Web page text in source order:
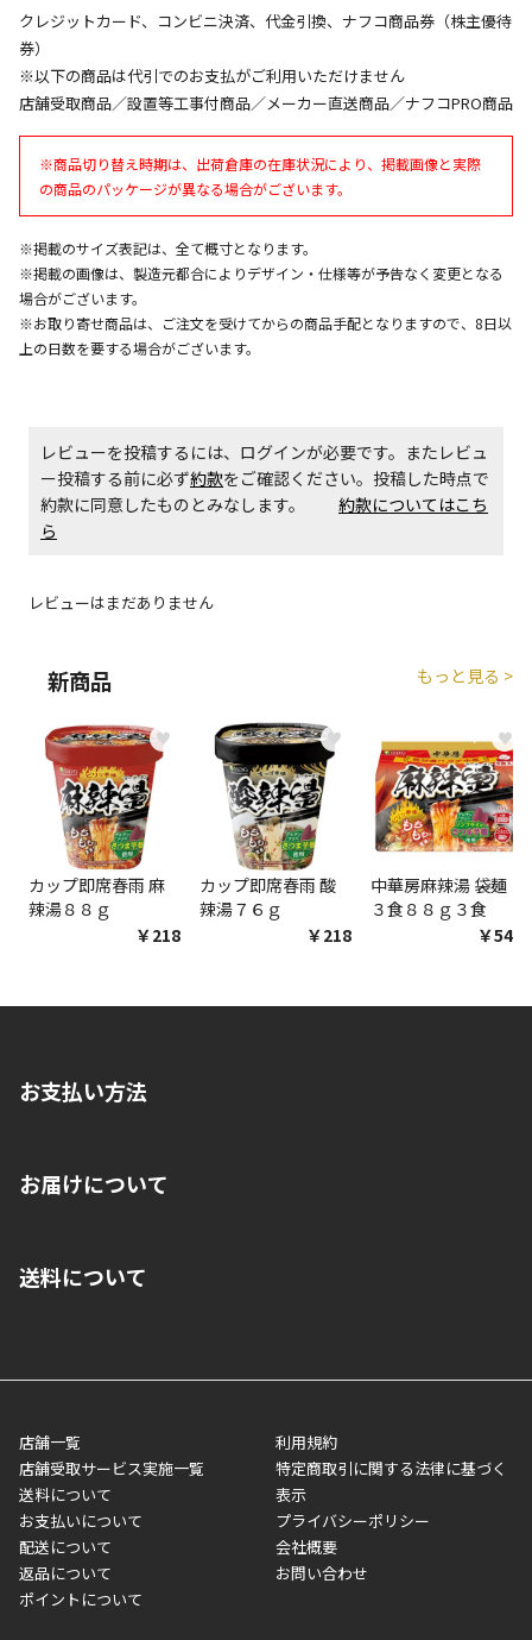
同時購入が可能です
午前9時までのご注文確定した商品については、当日に
出荷いたします。
また、日曜・祝日や年末年始などの長期休業期間中
は、休業明けからの出荷対応となります。
設置工事代金も含まれた商品です
お見積商品です。金額・施工日はお打ち合わせの上、
お見積商品です。金額・施工日はお打ち合わせの上、
決定となります。
生する場合がございます。
クレジットカード、コンビニ決済、代金引換、ナフコ商品券（株主優待
券）
※以下の商品は代引でのお支払がご利用いただけません
店舗受取商品／設置等工事付商品／メーカー直送商品／ナフコPRO商品
※商品切り替え時期は、出荷倉庫の在庫状況により、掲載画像と実際
の商品のパッケージが異なる場合がございます。
※掲載のサイズ表記は、全て概寸となります。
※掲載の画像は、製造元都合によりデザイン・仕様等が予告なく変更となる
場合がございます。
※お取り寄せ商品は、ご注文を受けてからの商品手配となりますので、8日以
上の日数を要する場合がございます。
レビューを投稿するには、ログインが必要です。またレビュ
ー投稿する前に必ず約款をご確認ください。投稿した時点で
約款に同意したものとみなします。 約款についてはこち
ら
レビューはまだありません
新商品 もっと見る >
♥
カップ即席春雨 麻
辣湯８８ｇ
￥218
♥
カップ即席春雨 酸
辣湯７６ｇ
￥218
♥
中華房麻辣湯 袋麺
３食８８ｇ３食
￥548
お支払い方法
いいただくことはできません。ご了承ください。
■代金引換(代引)※手数料がかかります
■商品によっては一部決済方法が使用できない場合がございま
す。
お届けについて
ご注文が確認出来次第、1～4営業日に発送いたします。「お取り
業日にてお引渡しとなります。(離島などの場合、例外もあります)
メーカー直送品など一部商品については、その他商品との購入に
制限がかかる場合がございます。また発送日についても、通常と
異なる場合がございます。対象商品の説明ページをご確認くださ
い。
■店舗受取をご選択いただいた場合
ご注文が確認出来次第、お受取される店舗在庫を使用してご準備
をさせていただきます。店舗に在庫がない場合は店舗よりお取り
送料について
店舗一覧
店舗受取サービス実施一覧
送料について
お支払いについて
配送について
返品について
ポイントについて
利用規約
特定商取引に関する法律に基づく
表示
プライバシーポリシー
会社概要
お問い合わせ